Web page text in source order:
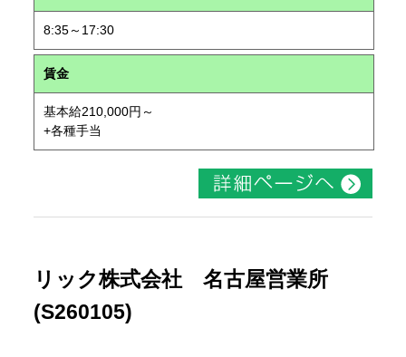
8:35～17:30
賃金
基本給210,000円～
+各種手当
リック株式会社 名古屋営業所
(S260105)